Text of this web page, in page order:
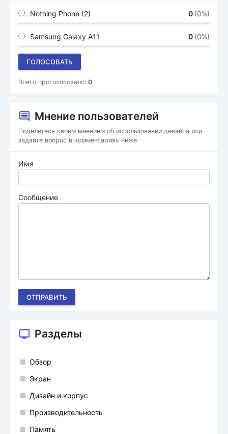
Nothing Phone (2) 0 (0%)
Samsung Galaxy A11 0 (0%)
ГОЛОСОВАТЬ
Всего проголосовало: 0
Мнение пользователей
Поделитесь своим мнением об использовании девайса или
задайте вопрос в комментариях ниже
Имя
Сообщение
ОТПРАВИТЬ
Разделы
Обзор
Экран
Дизайн и корпус
Производительность
Память